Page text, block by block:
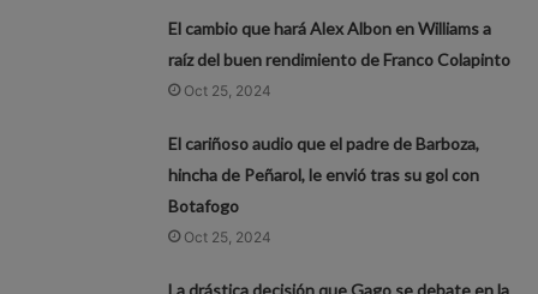
El cambio que hará Alex Albon en Williams a
raíz del buen rendimiento de Franco Colapinto
Oct 25, 2024
El cariñoso audio que el padre de Barboza,
hincha de Peñarol, le envió tras su gol con
Botafogo
Oct 25, 2024